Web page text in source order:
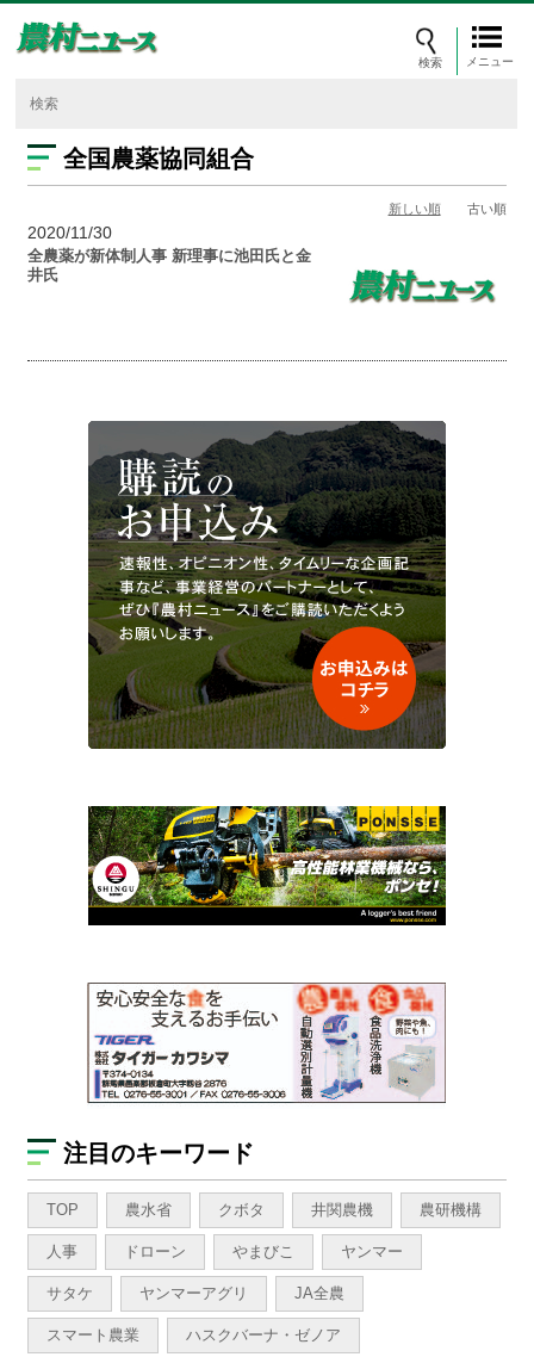
メニュー
全国農薬協同組合
新しい順 古い順
2020/11/30
全農薬が新体制人事 新理事に池田氏と金
井氏
注目のキーワード
TOP 農水省 クボタ 井関農機 農研機構
人事 ドローン やまびこ ヤンマー
サタケ ヤンマーアグリ JA全農
スマート農業 ハスクバーナ・ゼノア